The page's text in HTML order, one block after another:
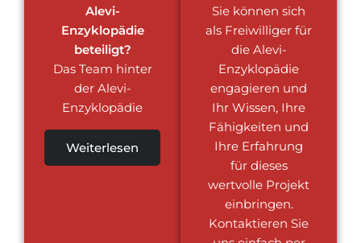
Alevi-
Enzyklopädie
beteiligt?
Das Team hinter
der Alevi-
Enzyklopädie
Weiterlesen
Sie können sich
als Freiwilliger für
die Alevi-
Enzyklopädie
engagieren und
Ihr Wissen, Ihre
Fähigkeiten und
Ihre Erfahrung
für dieses
wertvolle Projekt
einbringen.
Kontaktieren Sie